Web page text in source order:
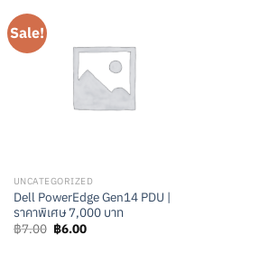
Sale!
UNCATEGORIZED
Dell PowerEdge Gen14 PDU |
ราคาพิเศษ 7,000 บาท
฿7.00 Original
price
฿6.00Current